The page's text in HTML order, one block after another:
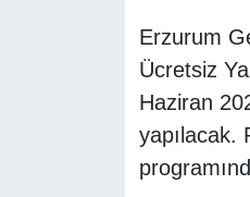
Erzurum
Ücretsiz
Haziran
yapılacak.